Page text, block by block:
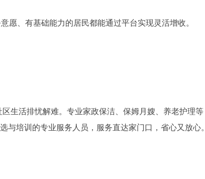
愿、有基础能力的居民都能通过平台实现灵活增收。
生活排忧解难。专业家政保洁、保姆月嫂、养老护理等
与培训的专业服务人员，服务直达家门口，省心又放心